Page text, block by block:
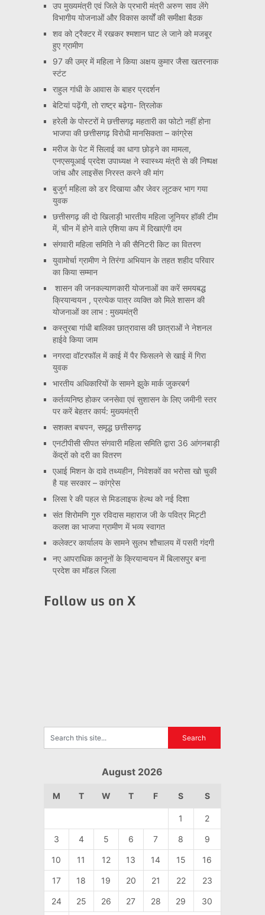
उप मुख्यमंत्री एवं जिले के प्रभारी मंत्री अरुण साव लेंगे
विभागीय योजनाओं और विकास कार्यों की समीक्षा बैठक
शव को ट्रैक्टर में रखकर श्मशान घाट ले जाने को मजबूर
हुए ग्रामीण
97 की उम्र में महिला ने किया अक्षय कुमार जैसा खतरनाक
स्टंट
राहुल गांधी के आवास के बाहर प्रदर्शन
बेटियां पढ़ेंगी, तो राष्ट्र बढ़ेगा- त्रिलोक
हरेली के पोस्टरों मे छत्तीसगढ़ महतारी का फोटो नहीं होना
भाजपा की छत्तीसगढ़ विरोधी मानसिकता – कांग्रेस
मरीज के पेट में सिलाई का धागा छोड़ने का मामला,
एनएसयूआई प्रदेश उपाध्यक्ष ने स्वास्थ्य मंत्री से की निष्पक्ष
जांच और लाइसेंस निरस्त करने की मांग
बुजुर्ग महिला को डर दिखाया और जेवर लूटकर भाग गया
युवक
छत्तीसगढ़ की दो खिलाड़ी भारतीय महिला जूनियर हॉकी टीम
में, चीन में होने वाले एशिया कप में दिखाएंगी दम
संगवारी महिला समिति ने की सैनिटरी किट का वितरण
युवामोर्चा ग्रामीण ने तिरंगा अभियान के तहत शहीद परिवार
का किया सम्मान
शासन की जनकल्याणकारी योजनाओं का करें समयबद्ध
क्रियान्वयन , प्रत्येक पात्र व्यक्ति को मिले शासन की
योजनाओं का लाभ : मुख्यमंत्री
कस्तूरबा गांधी बालिका छात्रावास की छात्राओं ने नेशनल
हाईवे किया जाम
नगरदा वॉटरफॉल में काई में पैर फिसलने से खाई में गिरा
युवक
भारतीय अधिकारियों के सामने झुके मार्क जुकरबर्ग
कर्तव्यनिष्ठ होकर जनसेवा एवं सुशासन के लिए जमीनी स्तर
पर करें बेहतर कार्य: मुख्यमंत्री
सशक्त बचपन, समृद्ध छत्तीसगढ़
एनटीपीसी सीपत संगवारी महिला समिति द्वारा 36 आंगनबाड़ी
केंद्रों को दरी का वितरण
एआई मिशन के दावे तथ्यहीन, निवेशकों का भरोसा खो चुकी
है यह सरकार – कांग्रेस
लिसा रे की पहल से मिडलाइफ हेल्थ को नई दिशा
संत शिरोमणि गुरु रविदास महाराज जी के पवित्र मिट्टी
कलश का भाजपा ग्रामीण में भव्य स्वागत
कलेक्टर कार्यालय के सामने सुलभ शौचालय में पसरी गंदगी
नए आपराधिक कानूनों के क्रियान्वयन में बिलासपुर बना
प्रदेश का मॉडल जिला
Follow us on X
August 2026
M T W T F S S
1 2
3 4 5 6 7 8 9
10 11 12 13 14 15 16
17 18 19 20 21 22 23
24 25 26 27 28 29 30